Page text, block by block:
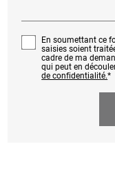
En soumettant ce
saisies soient
cadre de ma
qui peut en
de confidentialité.*